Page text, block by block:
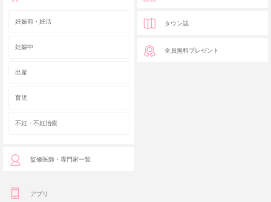
妊娠前・妊活
妊娠中
出産
育児
不妊・不妊治療
監修医師・専門家一覧
タウン誌
全員無料プレゼント
アプリ